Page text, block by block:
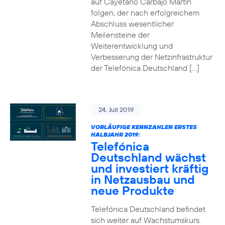
folgen, der nach erfolgreichem
Abschluss wesentlicher
Meilensteine der
Weiterentwicklung und
Verbesserung der Netzinfrastruktur
der Telefónica Deutschland […]
24. Juli 2019
VORLÄUFIGE KENNZAHLEN ERSTES
HALBJAHR 2019:
Telefónica
Deutschland wächst
und investiert kräftig
in Netzausbau und
neue Produkte
Telefónica Deutschland befindet
sich weiter auf Wachstumskurs.